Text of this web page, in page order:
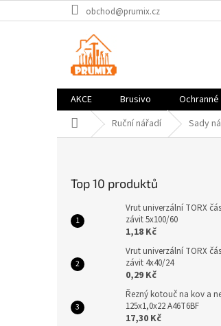
na
obchod@prumix.cz
AKCE Brusivo
Domů Ruční nářadí Sady
Top 10 produktů
Vrut univerzální TORX
závit 5x100/60
1,18 Kč
Vrut univerzální TORX
závit 4x40/24
0,29 Kč
Řezný kotouč na kov a
125x1,0x22 A46T6BF
17,30 Kč